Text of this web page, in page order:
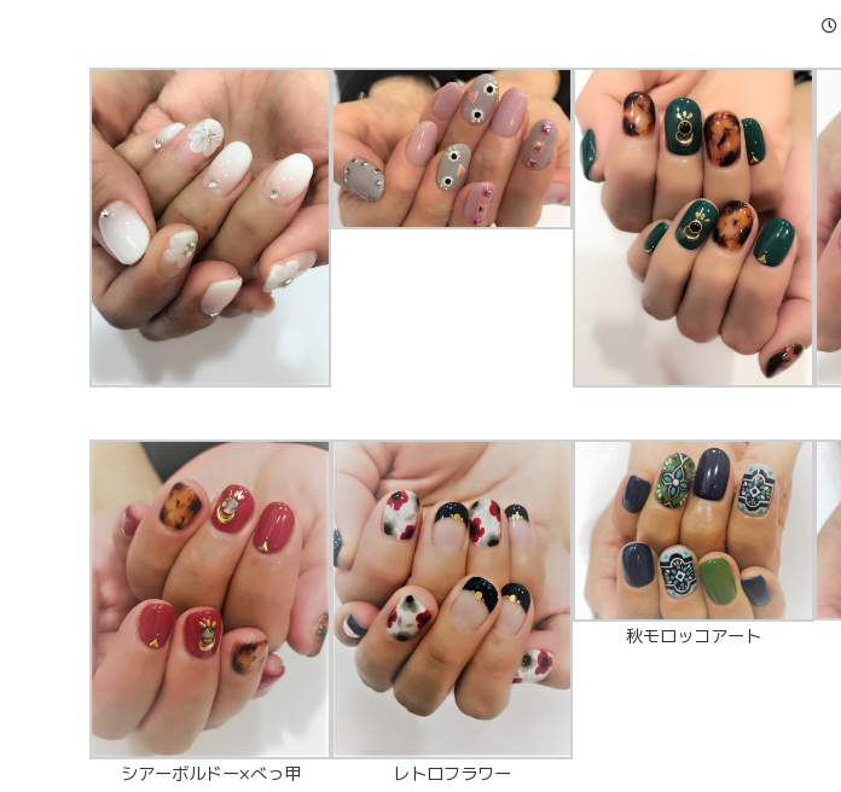
シアーボルドー×べっ甲 レトロフラワー
秋モロッコアート